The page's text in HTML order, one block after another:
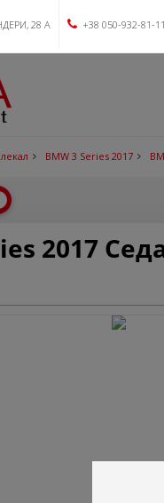
28 А +38 050-932-81-11
BMW 3 Series 2017
2017